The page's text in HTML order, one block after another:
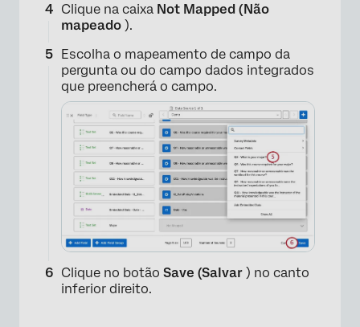
Clique na caixa Not Mapped (Não
mapeado ).
Escolha o mapeamento de campo da
pergunta ou do campo dados integrados
que preencherá o campo.
Clique no botão Save (Salvar ) no canto
inferior direito.